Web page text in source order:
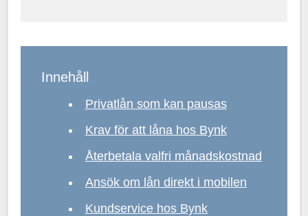
Innehåll
Privatlån som kan pausas
Krav för att låna hos Bynk
Återbetala valfri månadskostnad
Ansök om lån direkt i mobilen
Kundservice hos Bynk